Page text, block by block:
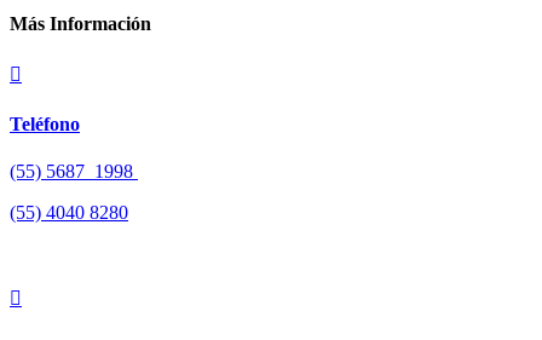
Más Información

Teléfono
(55) 5687 1998
(55) 4040 8280
